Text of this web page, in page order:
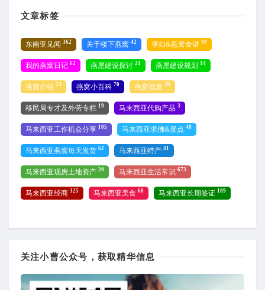
文章标签
东南亚见闻 362 关于楼下燕窝 42 孕妇&燕窝食谱 90
我的燕窝日记 62 燕屋建设探讨 21 燕屋建设规划 14
燕窝介绍 53 燕窝小百科 70 燕窝批发 39
移民局专才及外劳专栏 19 马来西亚代购产品 3
马来西亚工作机会分享 105 马来西亚求佛&景点 48
马来西亚燕窝每天发货 62 马来西亚特产 41
马来西亚现房土地资产 20 马来西亚生活常识 673
马来西亚经商 325 马来西亚美食 60 马来西亚长期签证 189
关注小曹公众号，获取精华信息